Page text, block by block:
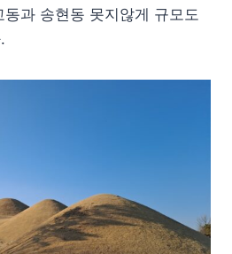
과 송현동 못지않게 규모도